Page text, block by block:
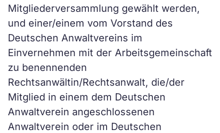
Mitgliederversammlung gewählt werden,
und einer/einem vom Vorstand des
Deutschen Anwaltvereins im
Einvernehmen mit der Arbeitsgemeinschaft
zu benennenden
Rechtsanwältin/Rechtsanwalt, die/der
Mitglied in einem dem Deutschen
Anwaltverein angeschlossenen
Anwaltverein oder im Deutschen